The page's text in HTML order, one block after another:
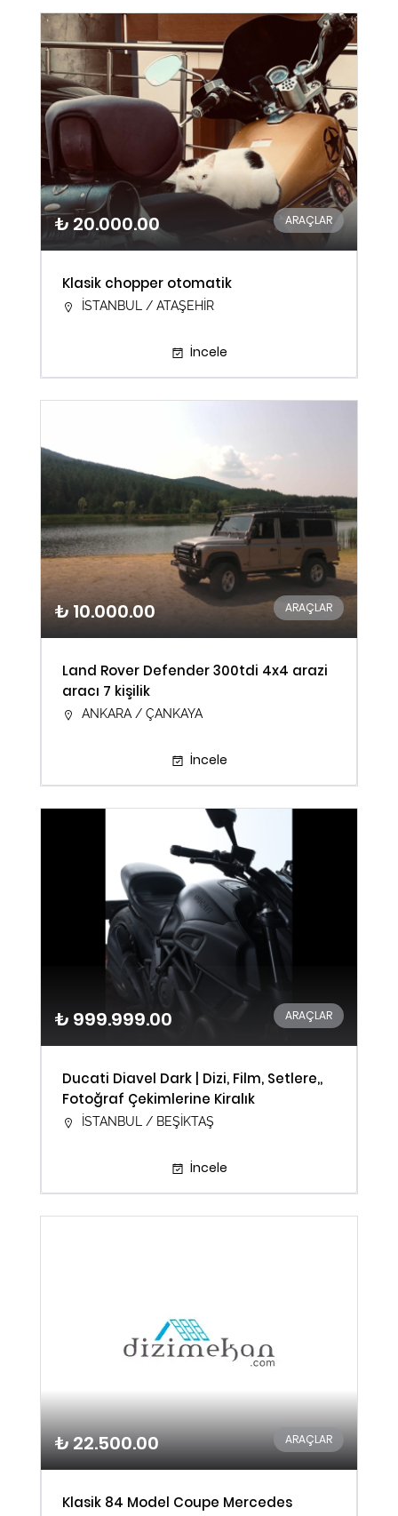
₺ 20.000.00 ARAÇLAR
Klasik chopper otomatik
İSTANBUL / ATAŞEHİR
İncele
₺ 10.000.00 ARAÇLAR
Land Rover Defender 300tdi 4x4 arazi
aracı 7 kişilik
ANKARA / ÇANKAYA
İncele
₺ 999.999.00 ARAÇLAR
Ducati Diavel Dark | Dizi, Film, Setlere,,
Fotoğraf Çekimlerine Kiralık
İSTANBUL / BEŞİKTAŞ
İncele
₺ 22.500.00 ARAÇLAR
Klasik 84 Model Coupe Mercedes